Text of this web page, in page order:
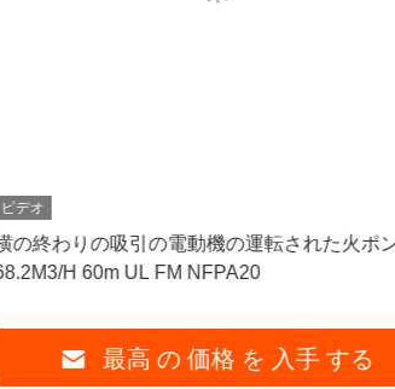
ビデオ
の終わりの吸引の電動機の運転された火ポ
H 60m UL FM NFPA20
最高 の 価格 を 入手 する